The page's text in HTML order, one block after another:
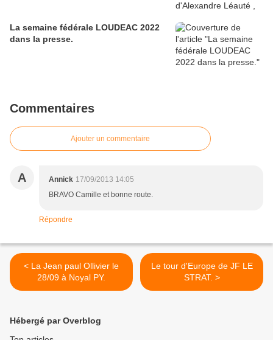
La semaine fédérale LOUDEAC 2022
dans la presse.
Commentaires
Ajouter un commentaire
A Annick 17/09/2013 14:05
BRAVO Camille et bonne route.
Répondre
< La Jean paul Ollivier le
28/09 à Noyal PY.
Le tour d'Europe de JF LE
STRAT. >
Hébergé par Overblog